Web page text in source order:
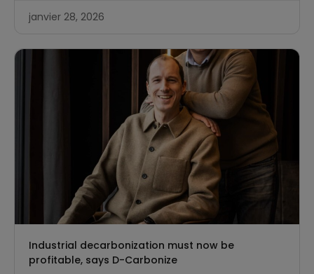
janvier 28, 2026
Industrial decarbonization must now be
profitable, says D-Carbonize